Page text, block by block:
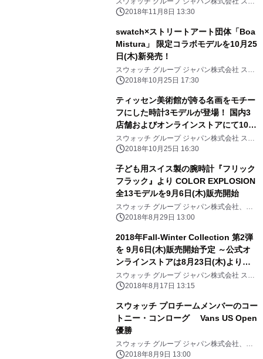
ォッチ事業本部
2018年11月8日 13:30
swatch×ストリートアート団体「Boa
Mistura」 限定コラボモデルを10月25
日(木)新発売！
スウォッチ グループ ジャパン株式会社 スウ
ォッチ事業本部
2018年10月25日 17:30
ティッセン美術館が誇る名画をモチー
フにした時計3モデルが登場！ 国内3
店舗およびオンラインストアにて10月
25日販売開始
スウォッチ グループ ジャパン株式会社 スウ
ォッチ事業本部
2018年10月25日 16:30
子ども用スイス製の腕時計『フリック
フラック』より COLOR EXPLOSION
全13モデルを9月6日(木)販売開始
スウォッチ グループ ジャパン株式会社、ス
ウォッチ事業本部
2018年8月29日 13:00
2018年Fall-Winter Collection 第2弾
を 9月6日(木)販売開始予定 ～公式オ
ンラインストアは8月23日(木)より先
行販売開始～
スウォッチ グループ ジャパン株式会社 スウ
ォッチ事業本部
2018年8月17日 13:15
スウォッチ プロチームメンバーのコー
トニー・コンローグ Vans US Open
優勝
スウォッチ グループ ジャパン株式会社、ス
ウォッチ事業本部
2018年8月9日 13:00